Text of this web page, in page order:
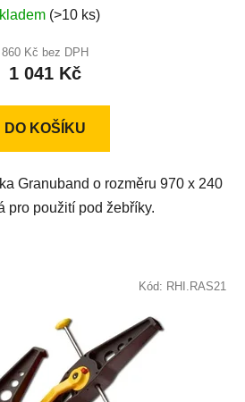
hodnocení
produktu
je
z
(>10 ks)
860 Kč bez DPH
1 041 Kč
DO KOŠÍKU
Granuband o rozměru 970 x 240
pro použití pod žebříky.
Kód: RHI.RAS21